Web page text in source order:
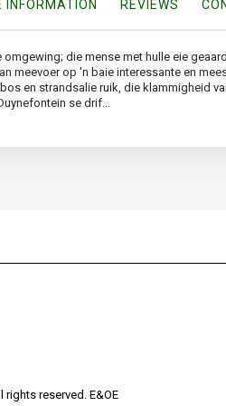
INFORMATION REVIEWS
omgewing; die mense met hulle eie
meevoer op 'n baie interessante en
en strandsalie ruik, die klammigheid
se drif...
reserved. E&OE